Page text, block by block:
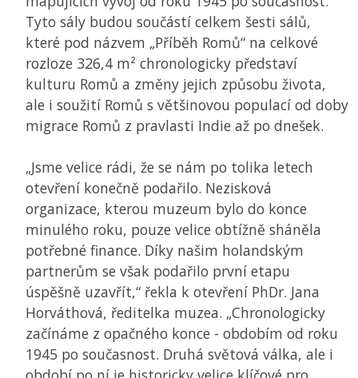
Tyto sály budou součástí celkem šesti sálů,
které pod názvem „Příběh Romů“ na celkové
rozloze 326,4 m² chronologicky představí
kulturu Romů a změny jejich způsobu života,
ale i soužití Romů s většinovou populací od doby
migrace Romů z pravlasti Indie až po dnešek.
„Jsme velice rádi, že se nám po tolika letech
otevření konečně podařilo. Nezisková
organizace, kterou muzeum bylo do konce
minulého roku, pouze velice obtížně sháněla
potřebné finance. Díky našim holandským
partnerům se však podařilo první etapu
úspěšně uzavřít,“ řekla k otevření PhDr. Jana
Horváthová, ředitelka muzea. „Chronologicky
začínáme z opačného konce - obdobím od roku
1945 po současnost. Druhá světová válka, ale i